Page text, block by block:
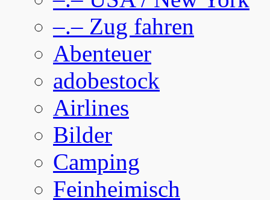
–.– Zug fahren
Abenteuer
adobestock
Airlines
Bilder
Camping
Feinheimisch